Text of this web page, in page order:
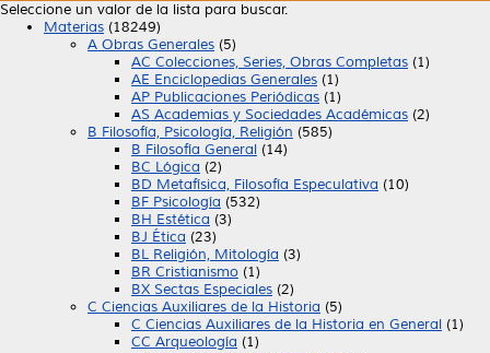
Seleccione un valor de la lista para buscar.
Materias (18249)
A Obras Generales (5)
AC Colecciones, Series, Obras Completas (1)
AE Enciclopedias Generales (1)
AP Publicaciones Periódicas (1)
AS Academias y Sociedades Académicas (2)
B Filosofía, Psicología, Religión (585)
B Filosofía General (14)
BC Lógica (2)
BD Metafísica, Filosofía Especulativa (10)
BF Psicología (532)
BH Estética (3)
BJ Ética (23)
BL Religión, Mitología (3)
BR Cristianismo (1)
BX Sectas Especiales (2)
C Ciencias Auxiliares de la Historia (5)
C Ciencias Auxiliares de la Historia en General (1)
CC Arqueología (1)